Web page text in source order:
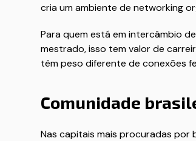
cria um ambiente de networking
Para quem está em intercâmbio
mestrado, isso tem valor de
têm peso diferente de conexões
Comunidade
Nas capitais mais procuradas por